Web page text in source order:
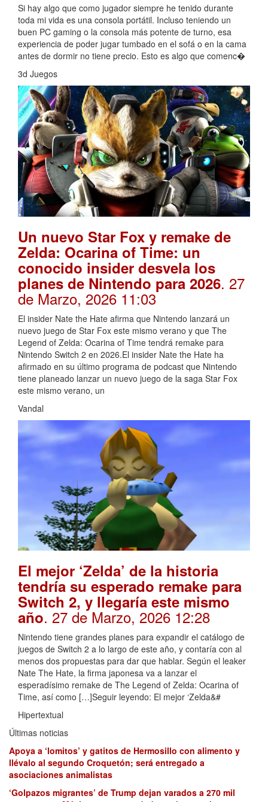
Si hay algo que como jugador siempre he tenido durante
toda mi vida es una consola portátil. Incluso teniendo un
buen PC gaming o la consola más potente de turno, esa
experiencia de poder jugar tumbado en el sofá o en la cama
antes de dormir no tiene precio. Esto es algo que comenc�
3d Juegos
Un nuevo Star Fox y remake de
Zelda: Ocarina of Time: un
conocido insider desvela los
planes de Nintendo para 2026. 27
de Marzo, 2026 11:03
El insider Nate the Hate afirma que Nintendo lanzará un
nuevo juego de Star Fox este mismo verano y que The
Legend of Zelda: Ocarina of Time tendrá remake para
Nintendo Switch 2 en 2026.El insider Nate the Hate ha
afirmado en su último programa de podcast que Nintendo
tiene planeado lanzar un nuevo juego de la saga Star Fox
este mismo verano, un
Vandal
El mejor ‘Zelda’ de la historia
tendría su esperado remake para
Switch 2, y llegaría este mismo
año. 27 de Marzo, 2026 12:28
Nintendo tiene grandes planes para expandir el catálogo de
juegos de Switch 2 a lo largo de este año, y contaría con al
menos dos propuestas para dar que hablar. Según el leaker
Nate The Hate, la firma japonesa va a lanzar el
esperadísimo remake de The Legend of Zelda: Ocarina of
Time, así como […]Seguir leyendo: El mejor ‘Zelda&#
Hipertextual
Últimas noticias
Apoya a ‘lomitos’ y gatitos de Hermosillo con alimento y
llévalo al segundo Croquetón; será entregado a
asociaciones animalistas
‘Golpazos migrantes’ de Trump dejan varados a 270 mil